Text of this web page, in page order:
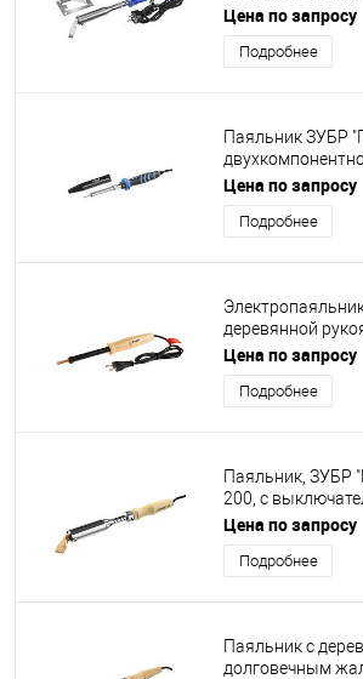
рукояткой и
300Вт, клин
Цена по запросу
Подробнее
Паяльник ЗУБР
защитным
керамическим
элементом,
Цена по запросу
Подробнее
деревянной
долговечным
60Вт [55405-60]
Цена по запросу
Подробнее
Паяльник, ЗУБР
200, с
рукояткой и
200Вт, клин
Цена по запросу
Подробнее
Паяльник с
долговечным